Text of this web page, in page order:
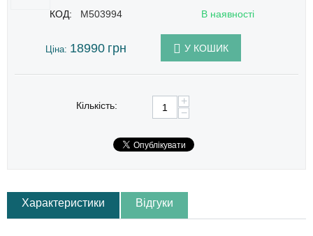
КОД: M503994 В наявності
Ціна: 18990 грн У КОШИК
Кількість:
+
−
Характеристики Відгуки